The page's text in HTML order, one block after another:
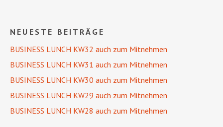
NEUESTE BEITRÄGE
BUSINESS LUNCH KW32 auch zum Mitnehmen
BUSINESS LUNCH KW31 auch zum Mitnehmen
BUSINESS LUNCH KW30 auch zum Mitnehmen
BUSINESS LUNCH KW29 auch zum Mitnehmen
BUSINESS LUNCH KW28 auch zum Mitnehmen